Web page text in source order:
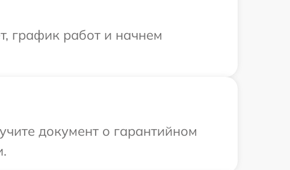
график работ и начнем
документ о гарантийном